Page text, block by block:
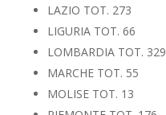
LAZIO TOT. 273
LIGURIA TOT. 66
LOMBARDIA TOT. 329
MARCHE TOT. 55
MOLISE TOT. 13